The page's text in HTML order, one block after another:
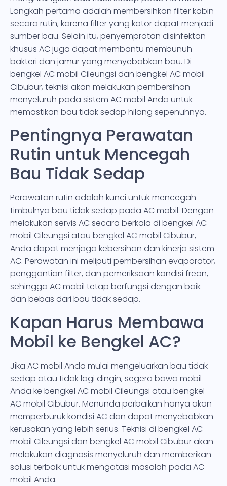
Langkah pertama adalah membersihkan filter kabin
secara rutin, karena filter yang kotor dapat menjadi
sumber bau. Selain itu, penyemprotan disinfektan
khusus AC juga dapat membantu membunuh
bakteri dan jamur yang menyebabkan bau. Di
bengkel AC mobil Cileungsi dan bengkel AC mobil
Cibubur, teknisi akan melakukan pembersihan
menyeluruh pada sistem AC mobil Anda untuk
memastikan bau tidak sedap hilang sepenuhnya.
Pentingnya Perawatan
Rutin untuk Mencegah
Bau Tidak Sedap
Perawatan rutin adalah kunci untuk mencegah
timbulnya bau tidak sedap pada AC mobil. Dengan
melakukan servis AC secara berkala di bengkel AC
mobil Cileungsi atau bengkel AC mobil Cibubur,
Anda dapat menjaga kebersihan dan kinerja sistem
AC. Perawatan ini meliputi pembersihan evaporator,
penggantian filter, dan pemeriksaan kondisi freon,
sehingga AC mobil tetap berfungsi dengan baik
dan bebas dari bau tidak sedap.
Kapan Harus Membawa
Mobil ke Bengkel AC?
Jika AC mobil Anda mulai mengeluarkan bau tidak
sedap atau tidak lagi dingin, segera bawa mobil
Anda ke bengkel AC mobil Cileungsi atau bengkel
AC mobil Cibubur. Menunda perbaikan hanya akan
memperburuk kondisi AC dan dapat menyebabkan
kerusakan yang lebih serius. Teknisi di bengkel AC
mobil Cileungsi dan bengkel AC mobil Cibubur akan
melakukan diagnosis menyeluruh dan memberikan
solusi terbaik untuk mengatasi masalah pada AC
mobil Anda.